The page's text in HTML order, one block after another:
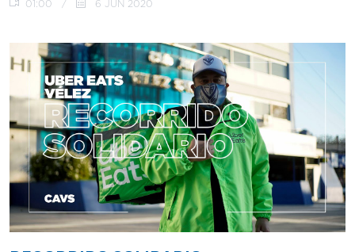
01:00 / 6 JUN 2020